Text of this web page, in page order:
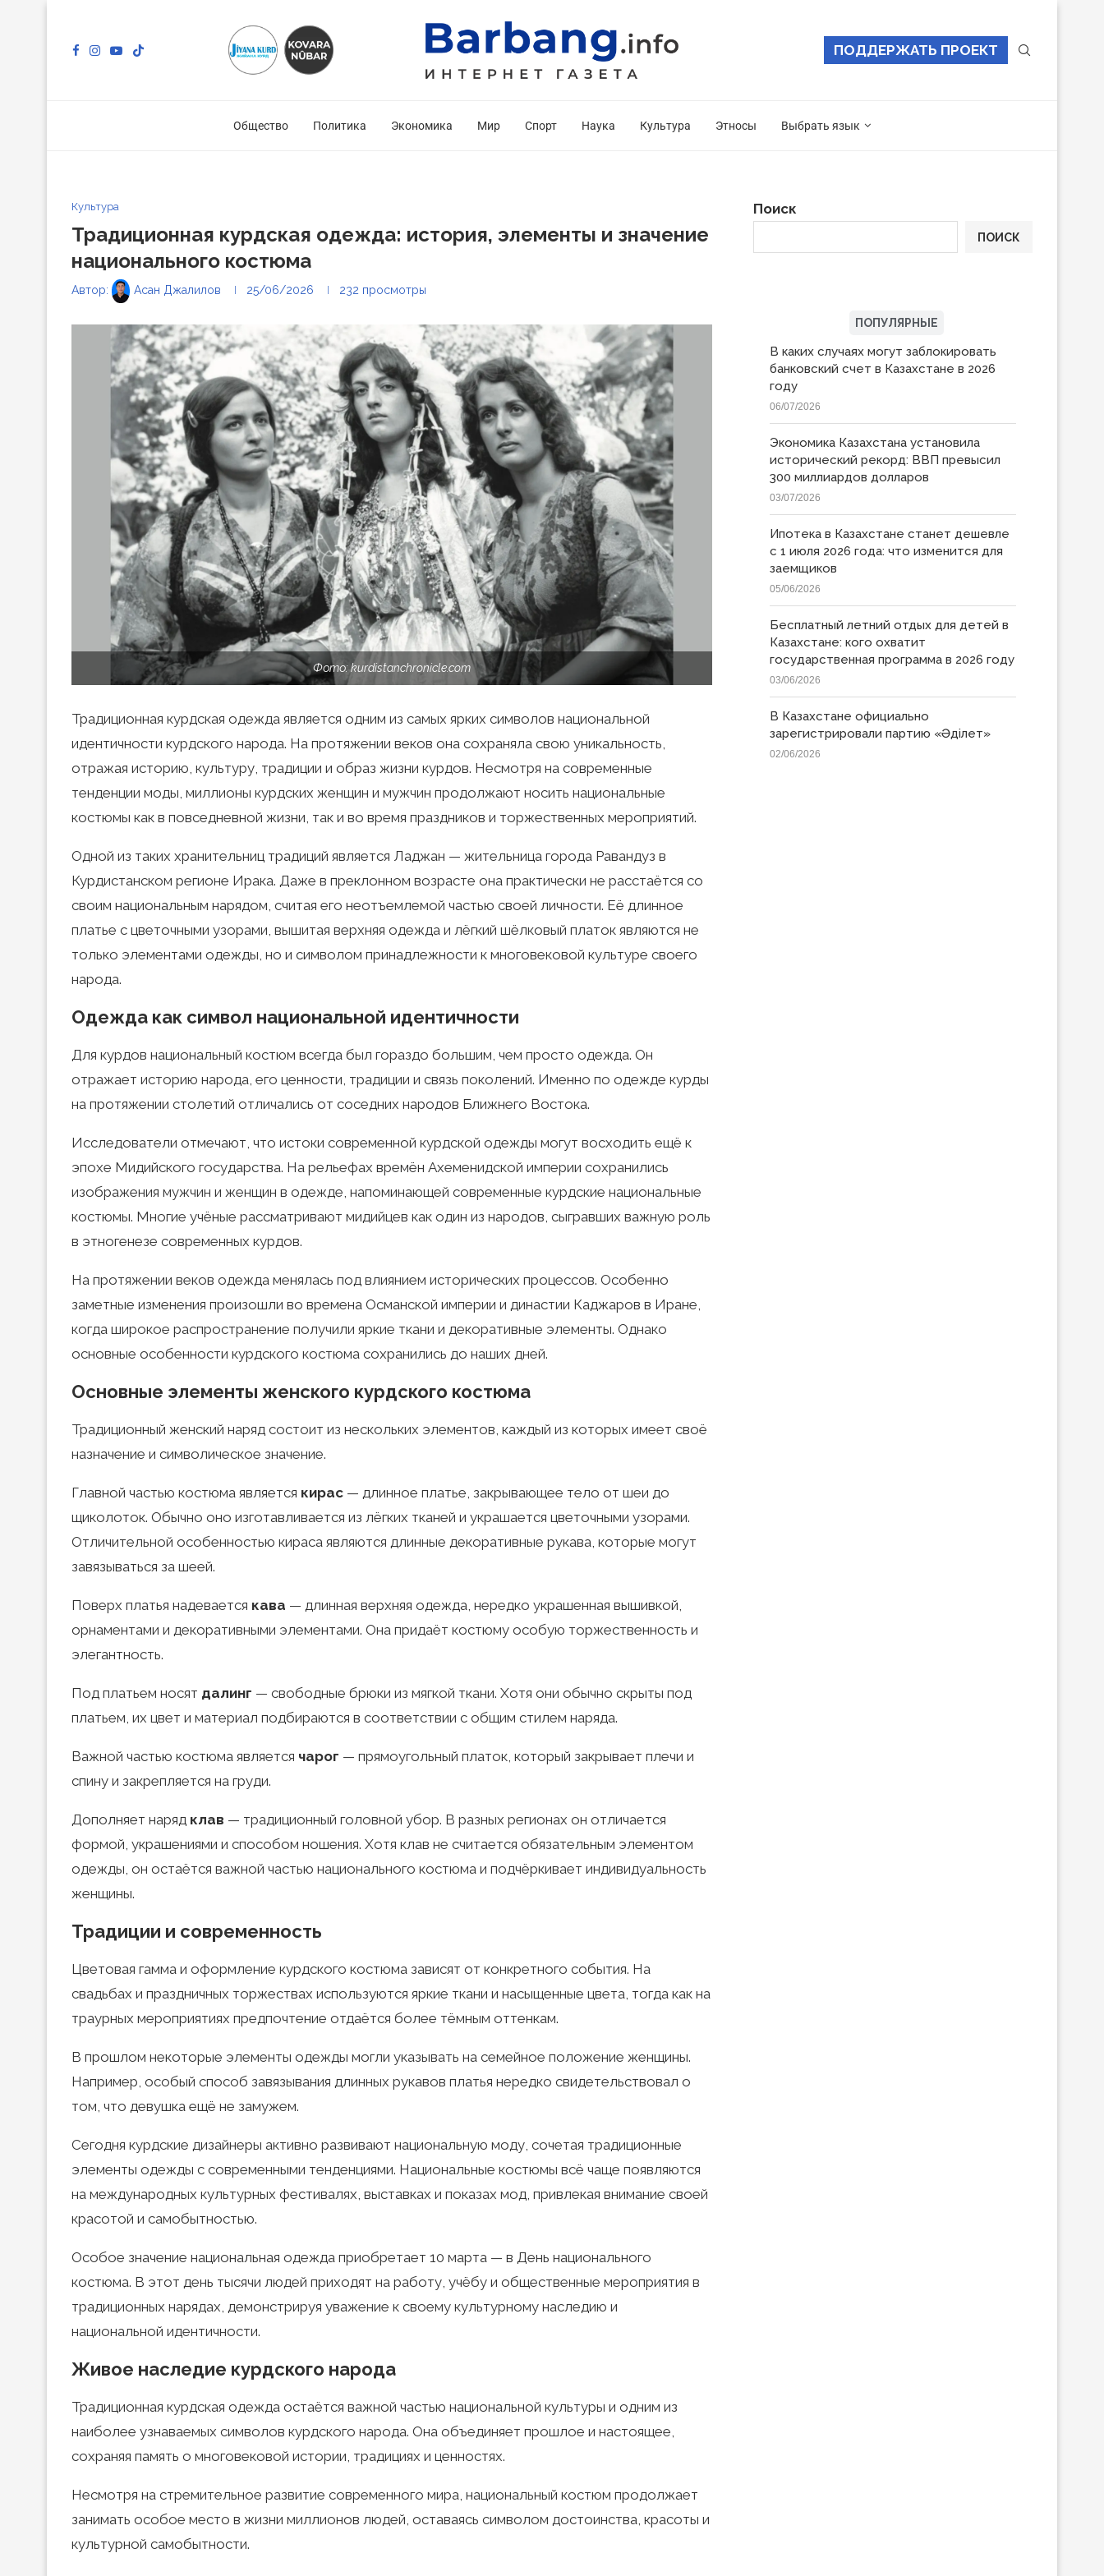
ПОДДЕРЖАТЬ ПРОЕКТ
Общество Политика Экономика Мир Спорт Наука Культура Этносы Выбрать язык
Культура
Традиционная курдская одежда: история, элементы и значение
национального костюма
Автор: Асан Джалилов 25/06/2026 232 просмотры
Фото: kurdistanchronicle.com
Традиционная курдская одежда является одним из самых ярких символов национальной
идентичности курдского народа. На протяжении веков она сохраняла свою уникальность,
отражая историю, культуру, традиции и образ жизни курдов. Несмотря на современные
тенденции моды, миллионы курдских женщин и мужчин продолжают носить национальные
костюмы как в повседневной жизни, так и во время праздников и торжественных мероприятий.
Одной из таких хранительниц традиций является Ладжан — жительница города Равандуз в
Курдистанском регионе Ирака. Даже в преклонном возрасте она практически не расстаётся со
своим национальным нарядом, считая его неотъемлемой частью своей личности. Её длинное
платье с цветочными узорами, вышитая верхняя одежда и лёгкий шёлковый платок являются не
только элементами одежды, но и символом принадлежности к многовековой культуре своего
народа.
Одежда как символ национальной идентичности
Для курдов национальный костюм всегда был гораздо большим, чем просто одежда. Он
отражает историю народа, его ценности, традиции и связь поколений. Именно по одежде курды
на протяжении столетий отличались от соседних народов Ближнего Востока.
Исследователи отмечают, что истоки современной курдской одежды могут восходить ещё к
эпохе Мидийского государства. На рельефах времён Ахеменидской империи сохранились
изображения мужчин и женщин в одежде, напоминающей современные курдские национальные
костюмы. Многие учёные рассматривают мидийцев как один из народов, сыгравших важную роль
в этногенезе современных курдов.
На протяжении веков одежда менялась под влиянием исторических процессов. Особенно
заметные изменения произошли во времена Османской империи и династии Каджаров в Иране,
когда широкое распространение получили яркие ткани и декоративные элементы. Однако
основные особенности курдского костюма сохранились до наших дней.
Основные элементы женского курдского костюма
Традиционный женский наряд состоит из нескольких элементов, каждый из которых имеет своё
назначение и символическое значение.
Главной частью костюма является кирас — длинное платье, закрывающее тело от шеи до
щиколоток. Обычно оно изготавливается из лёгких тканей и украшается цветочными узорами.
Отличительной особенностью кираса являются длинные декоративные рукава, которые могут
завязываться за шеей.
Поверх платья надевается кава — длинная верхняя одежда, нередко украшенная вышивкой,
орнаментами и декоративными элементами. Она придаёт костюму особую торжественность и
элегантность.
Под платьем носят далинг — свободные брюки из мягкой ткани. Хотя они обычно скрыты под
платьем, их цвет и материал подбираются в соответствии с общим стилем наряда.
Важной частью костюма является чарог — прямоугольный платок, который закрывает плечи и
спину и закрепляется на груди.
Дополняет наряд клав — традиционный головной убор. В разных регионах он отличается
формой, украшениями и способом ношения. Хотя клав не считается обязательным элементом
одежды, он остаётся важной частью национального костюма и подчёркивает индивидуальность
женщины.
Традиции и современность
Цветовая гамма и оформление курдского костюма зависят от конкретного события. На
свадьбах и праздничных торжествах используются яркие ткани и насыщенные цвета, тогда как на
траурных мероприятиях предпочтение отдаётся более тёмным оттенкам.
В прошлом некоторые элементы одежды могли указывать на семейное положение женщины.
Например, особый способ завязывания длинных рукавов платья нередко свидетельствовал о
том, что девушка ещё не замужем.
Сегодня курдские дизайнеры активно развивают национальную моду, сочетая традиционные
элементы одежды с современными тенденциями. Национальные костюмы всё чаще появляются
на международных культурных фестивалях, выставках и показах мод, привлекая внимание своей
красотой и самобытностью.
Особое значение национальная одежда приобретает 10 марта — в День национального
костюма. В этот день тысячи людей приходят на работу, учёбу и общественные мероприятия в
традиционных нарядах, демонстрируя уважение к своему культурному наследию и
национальной идентичности.
Живое наследие курдского народа
Традиционная курдская одежда остаётся важной частью национальной культуры и одним из
наиболее узнаваемых символов курдского народа. Она объединяет прошлое и настоящее,
сохраняя память о многовековой истории, традициях и ценностях.
Несмотря на стремительное развитие современного мира, национальный костюм продолжает
занимать особое место в жизни миллионов людей, оставаясь символом достоинства, красоты и
культурной самобытности.
Поиск
ПОИСК
ПОПУЛЯРНЫЕ
В каких случаях могут заблокировать
банковский счет в Казахстане в 2026
году
06/07/2026
Экономика Казахстана установила
исторический рекорд: ВВП превысил
300 миллиардов долларов
03/07/2026
Ипотека в Казахстане станет дешевле
с 1 июля 2026 года: что изменится для
заемщиков
05/06/2026
Бесплатный летний отдых для детей в
Казахстане: кого охватит
государственная программа в 2026 году
03/06/2026
В Казахстане официально
зарегистрировали партию «Əділет»
02/06/2026